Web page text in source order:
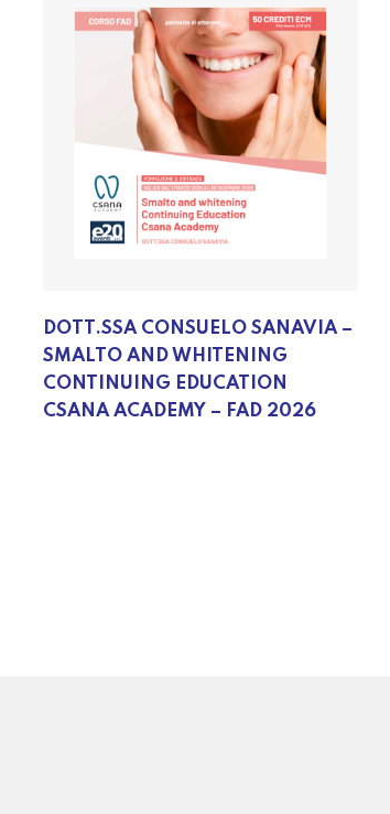
DOTT.SSA CONSUELO SANAVIA –
SMALTO AND WHITENING
CONTINUING EDUCATION
CSANA ACADEMY – FAD 2026